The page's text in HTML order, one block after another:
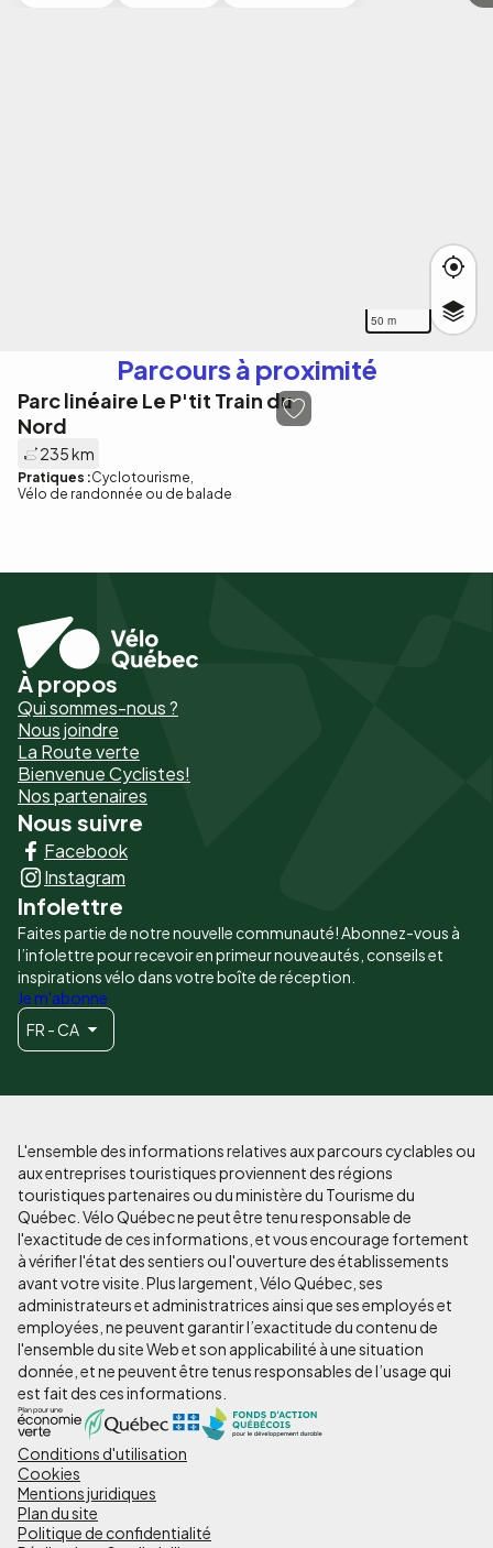
50 m
Parcours à proximité
Parc linéaire Le P'tit Train du
Nord
235 km
Pratiques :Cyclotourisme
Vélo de randonnée ou de balade
Pied
de
page
-
Liens
principaux
À propos
Qui sommes-nous ?
Nous joindre
La Route verte
Bienvenue Cyclistes!
Nos partenaires
Nous suivre
Facebook
Instagram
Infolettre
Faites partie de notre nouvelle communauté! Abonnez-vous à
l’infolettre pour recevoir en primeur nouveautés, conseils et
inspirations vélo dans votre boîte de réception.
Je m'abonne
FR - CA
L'ensemble des informations relatives aux parcours cyclables ou
aux entreprises touristiques proviennent des régions
touristiques partenaires ou du ministère du Tourisme du
Québec. Vélo Québec ne peut être tenu responsable de
l'exactitude de ces informations, et vous encourage fortement
à vérifier l'état des sentiers ou l'ouverture des établissements
avant votre visite. Plus largement, Vélo Québec, ses
administrateurs et administratrices ainsi que ses employés et
employées, ne peuvent garantir l’exactitude du contenu de
l'ensemble du site Web et son applicabilité à une situation
donnée, et ne peuvent être tenus responsables de l’usage qui
est fait des ces informations.
Pied
de
page
Conditions d'utilisation
Cookies
Mentions juridiques
Plan du site
Politique de confidentialité